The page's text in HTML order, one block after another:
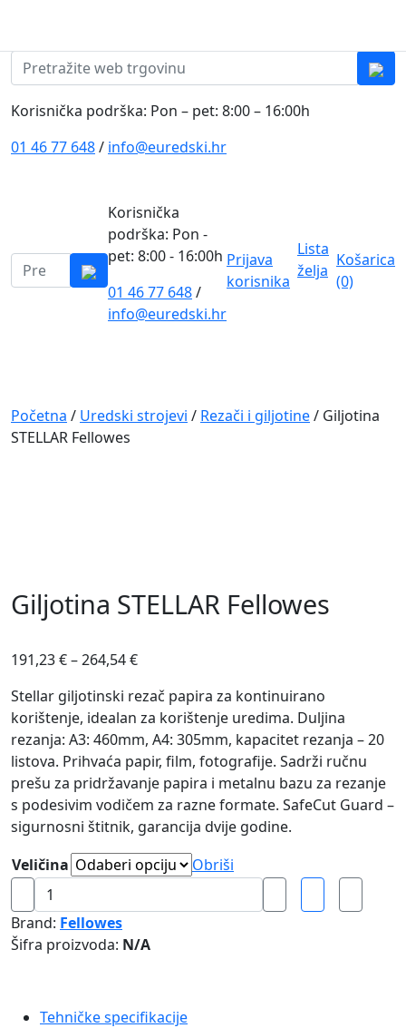
Pretraži:
Korisnička podrška: Pon – pet: 8:00 – 16:00h
01 46 77 648/ info@euredski.hr
Pretraži:
Korisnička
podrška: Pon -
pet: 8:00 - 16:00h
01 46 77 648/
info@euredski.hr
Prijava
korisnika
Lista
želja
Košarica
(0)
Navigation
Početna / Uredski strojevi / Rezači i giljotine/ Giljotina
STELLAR Fellowes
Giljotina STELLAR Fellowes
191,23€–264,54€
Stellar giljotinski rezač papira za kontinuirano
korištenje, idealan za korištenje uredima. Duljina
rezanja: A3: 460mm, A4: 305mm, kapacitet rezanja – 20
listova. Prihvaća papir, film, fotografije. Sadrži ručnu
prešu za pridržavanje papira i metalnu bazu za rezanje
s podesivim vodičem za razne formate. SafeCut Guard –
sigurnosni štitnik, garancija dvije godine.
Veličina
Obriši
Giljotina
STELLAR
Fellowes
količina
Brand: Fellowes
Šifra proizvoda: N/A
Tehničke specifikacije